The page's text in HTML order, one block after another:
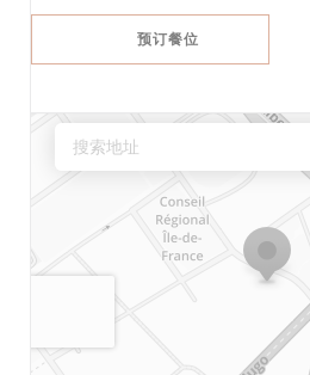
预订餐位